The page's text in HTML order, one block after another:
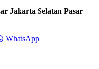
Jakarta Selatan Pasar
WhatsApp